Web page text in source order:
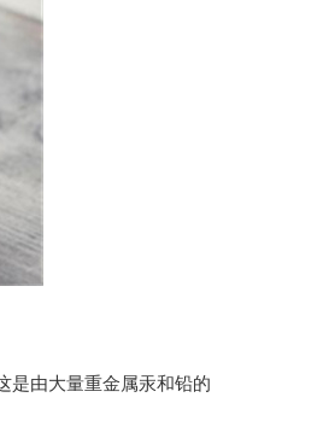
是由大量重金属汞和铅的